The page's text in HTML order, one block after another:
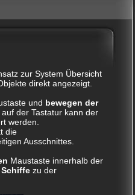
zur System Übersicht
direkt angezeigt.
und bewegen der
der Tastatur kann der
werden.
die
Ausschnittes.
Maustaste innerhalb der
zu der